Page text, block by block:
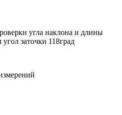
угла наклона и длины
заточки 118град